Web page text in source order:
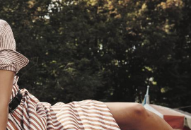
для сети магазинов
Project